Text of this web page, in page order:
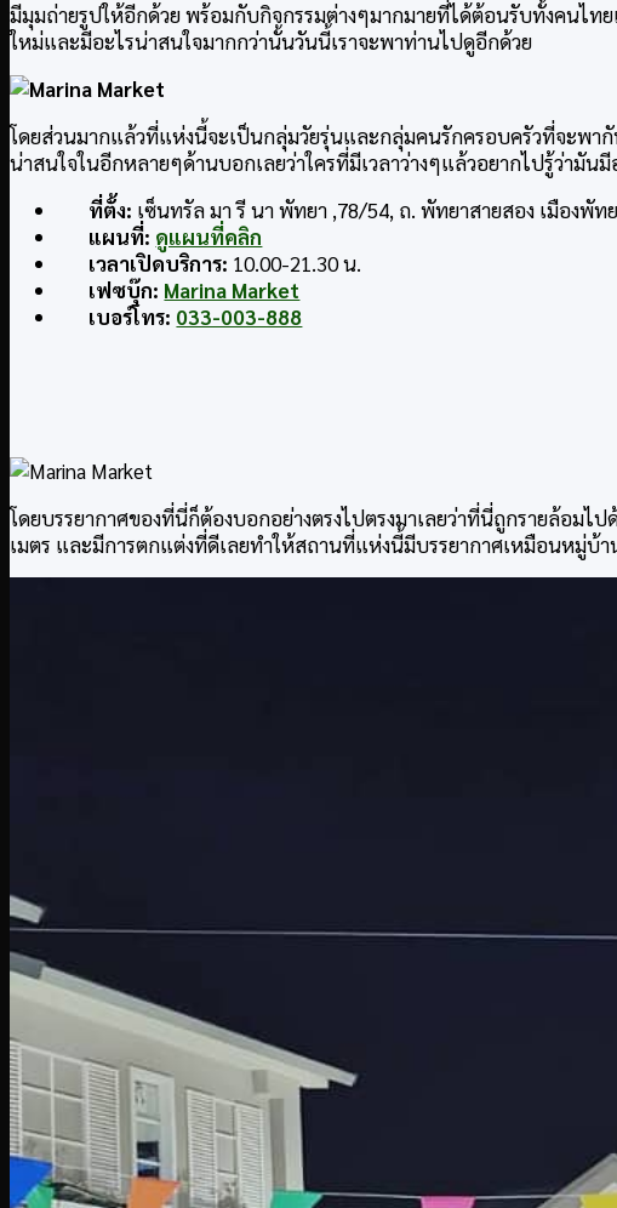
มีมุมถ่ายรูปให้อีกด้วย พร้อมกับกิจกรรมต่างๆมากมายที่ได้ต้อนรับทั้งคนไท
ใหม่และมีอะไรน่าสนใจมากกว่านั้นวันนี้เราจะพาท่านไปดูอีกด้วย
โดยส่วนมากแล้วที่แห่งนี้จะเป็นกลุ่มวัยรุ่นและกลุ่มคนรักครอบครัวที่จะพา
น่าสนใจในอีกหลายๆด้านบอกเลยว่าใครที่มีเวลาว่างๆแล้วอยากไปรู้ว่ามั
ที่ตั้ง: เซ็นทรัล มา รี นา พัทยา ,78/54, ถ. พัทยาสายสอง เมืองพัท
แผนที่: ดูแผนที่คลิก
เวลาเปิดบริการ: 10.00-21.30 น.
เฟซบุ๊ก: Marina Market
เบอร์โทร: 033-003-888
โดยบรรยากาศของที่นี่ก็ต้องบอกอย่างตรงไปตรงมาเลยว่าที่นี่ถูกรายล้อม
เมตร และมีการตกแต่งที่ดีเลยทำให้สถานที่แห่งนี้มีบรรยากาศเหมือนหมู่บ้า